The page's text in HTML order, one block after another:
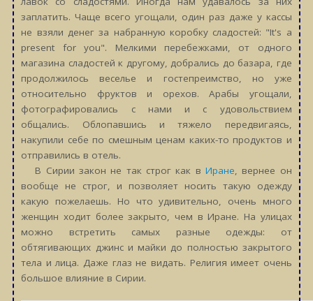
заплатить. Чаще всего угощали, один раз даже у кассы
не взяли денег за набранную коробку сладостей: "It's a
present for you". Мелкими перебежками, от одного
магазина сладостей к другому, добрались до базара, где
продолжилось веселье и гостепреимство, но уже
относительно фруктов и орехов. Арабы угощали,
фотографировались с нами и с удовольствием
общались. Облопавшись и тяжело передвигаясь,
накупили себе по смешным ценам каких-то продуктов и
отправились в отель.
В Сирии закон не так строг как вИране, вернее он
вообще не строг, и позволяет носить такую одежду
какую пожелаешь. Но что удивительно, очень много
женщин ходит более закрыто, чем в Иране. На улицах
можно встретить самых разные одежды: от
обтягивающих джинс и майки до полностью закрытого
тела и лица. Даже глаз не видать. Религия имеет очень
большое влияние в Сирии.